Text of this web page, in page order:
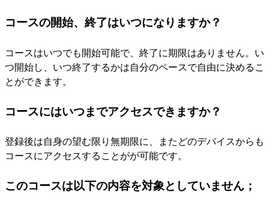
コースの開始、終了はいつになりますか？
コースはいつでも開始可能で、終了に期限はありません。い
つ開始し、いつ終了するかは自分のペースで自由に決めるこ
とができます。
コースにはいつまでアクセスできますか？
登録後は自身の望む限り無期限に、またどのデバイスからも
コースにアクセスすることがが可能です。
このコースは以下の内容を対象としていません；